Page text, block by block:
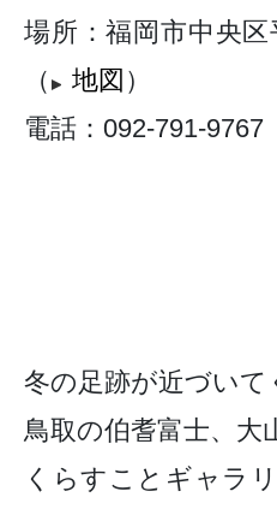
場所：福岡市中央
（
地図 ）
電話：092-791-9767
冬の足跡が近づいて
鳥取の伯耆富士、
くらすことギャラ